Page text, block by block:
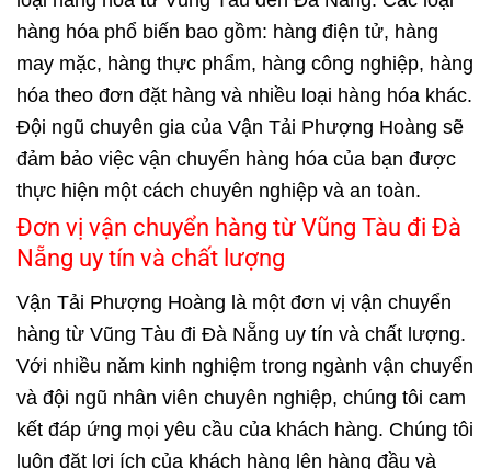
hàng hóa phổ biến bao gồm: hàng điện tử, hàng
may mặc, hàng thực phẩm, hàng công nghiệp, hàng
hóa theo đơn đặt hàng và nhiều loại hàng hóa khác.
Đội ngũ chuyên gia của Vận Tải Phượng Hoàng sẽ
đảm bảo việc vận chuyển hàng hóa của bạn được
thực hiện một cách chuyên nghiệp và an toàn.
Đơn vị vận chuyển hàng từ Vũng Tàu đi Đà
Nẵng uy tín và chất lượng
Vận Tải Phượng Hoàng là một đơn vị vận chuyển
hàng từ Vũng Tàu đi Đà Nẵng uy tín và chất lượng.
Với nhiều năm kinh nghiệm trong ngành vận chuyển
và đội ngũ nhân viên chuyên nghiệp, chúng tôi cam
kết đáp ứng mọi yêu cầu của khách hàng. Chúng tôi
luôn đặt lợi ích của khách hàng lên hàng đầu và